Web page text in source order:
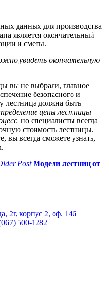
данных для производства
является окончательный
и сметы.
увидеть окончательную
вы не выбрали, главное
безопасного и
лестница должна быть
цены лестницы—
, но специалисты всегда
стоимость лестницы.
вы всегда сможете узнать,
Post Модели лестниц от
2г, корпус 2, оф. 146
500-1282